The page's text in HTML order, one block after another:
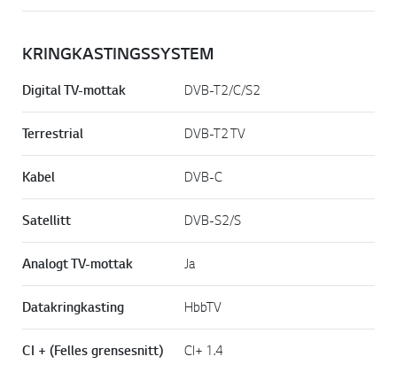
KRINGKASTINGSSYSTEM
Digital TV-mottak DVB-T2/C/S2
Terrestrial DVB-T2 TV
Kabel DVB-C
Satellitt DVB-S2/S
Analogt TV-mottak Ja
Datakringkasting HbbTV
CI + (Felles grensesnitt) CI+ 1.4